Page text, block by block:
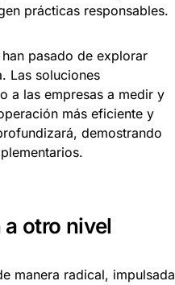
prácticas responsables.
pasado de explorar
Las soluciones
a las empresas a medir y
más eficiente y
demostrando
otro nivel
manera radical, impulsada